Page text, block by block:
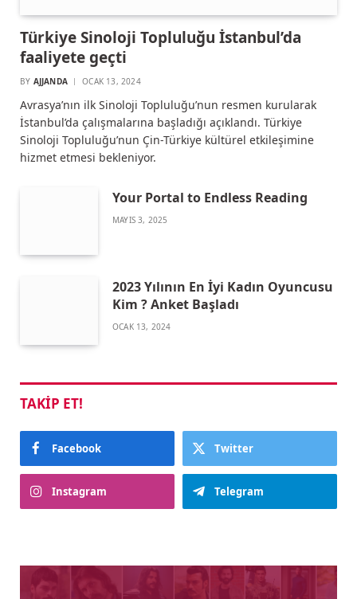
Türkiye Sinoloji Topluluğu İstanbul’da
faaliyete geçti
BY AJJANDA OCAK 13, 2024
Avrasya’nın ilk Sinoloji Topluluğu’nun resmen kurularak
İstanbul’da çalışmalarına başladığı açıklandı. Türkiye
Sinoloji Topluluğu’nun Çin-Türkiye kültürel etkileşimine
hizmet etmesi bekleniyor.
Your Portal to Endless Reading
MAYIS 3, 2025
2023 Yılının En İyi Kadın Oyuncusu
Kim ? Anket Başladı
OCAK 13, 2024
TAKIP ET!
Facebook Twitter
Instagram Telegram